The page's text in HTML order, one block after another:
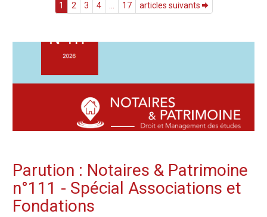
1 2 3 4 ... 17 articles suivants
Parution : Notaires & Patrimoine
n°111 - Spécial Associations et
Fondations